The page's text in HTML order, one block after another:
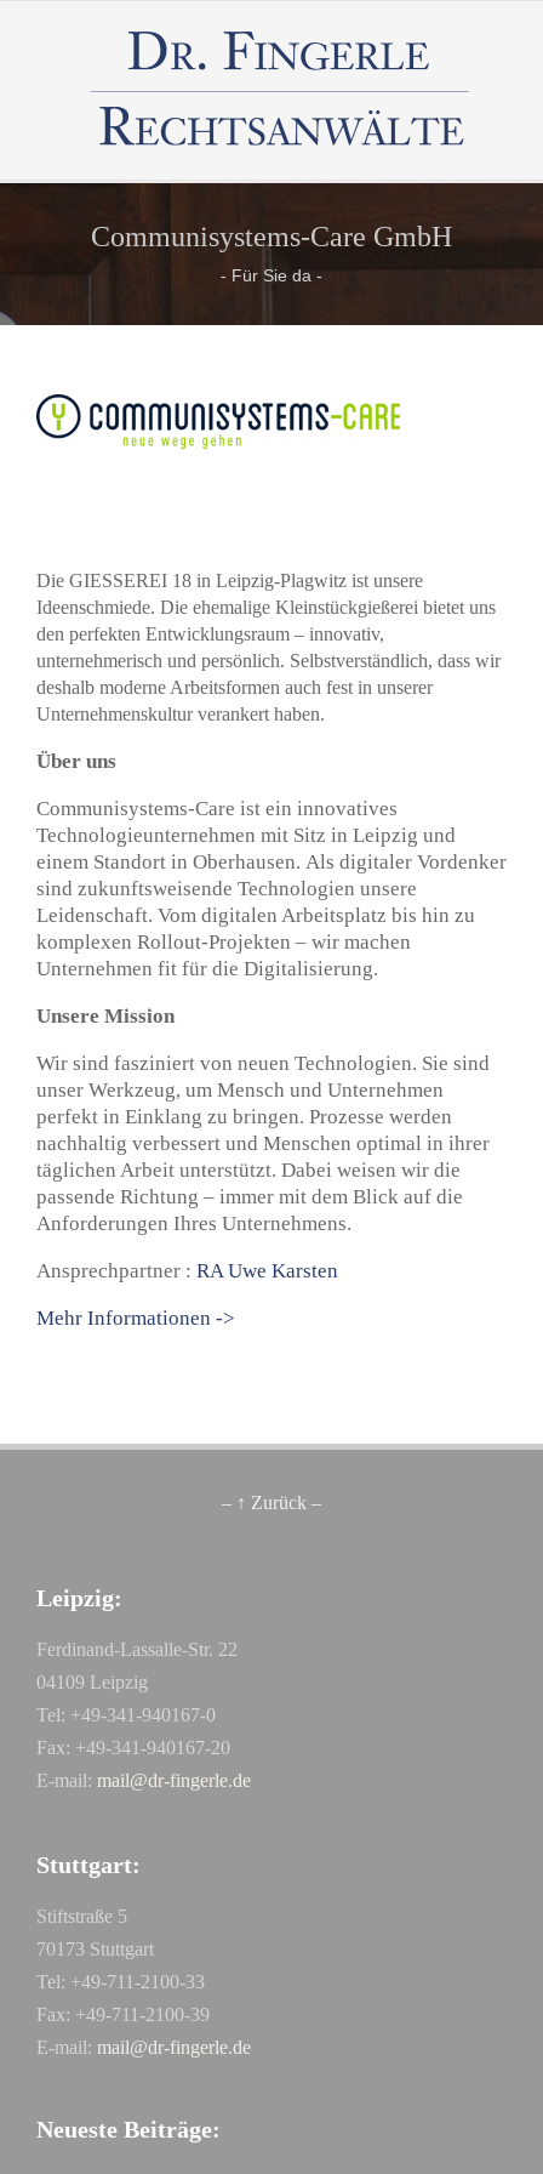
Communisystems-Care GmbH
- Für Sie da -
Die GIESSEREI 18 in Leipzig-Plagwitz ist unsere
Ideenschmiede. Die ehemalige Kleinstückgießerei bietet uns
den perfekten Entwicklungsraum – innovativ,
unternehmerisch und persönlich. Selbstverständlich, dass wir
deshalb moderne Arbeitsformen auch fest in unserer
Unternehmenskultur verankert haben.
Über uns
Communisystems-Care ist ein innovatives
Technologieunternehmen mit Sitz in Leipzig und
einem Standort in Oberhausen. Als digitaler Vordenker
sind zukunftsweisende Technologien unsere
Leidenschaft. Vom digitalen Arbeitsplatz bis hin zu
komplexen Rollout-Projekten – wir machen
Unternehmen fit für die Digitalisierung.
Unsere Mission
Wir sind fasziniert von neuen Technologien. Sie sind
unser Werkzeug, um Mensch und Unternehmen
perfekt in Einklang zu bringen. Prozesse werden
nachhaltig verbessert und Menschen optimal in ihrer
täglichen Arbeit unterstützt. Dabei weisen wir die
passende Richtung – immer mit dem Blick auf die
Anforderungen Ihres Unternehmens.
Ansprechpartner : RA Uwe Karsten
Mehr Informationen ->
– ↑ Zurück –
Leipzig:
Ferdinand-Lassalle-Str. 22
04109 Leipzig
Tel: +49-341-940167-0
Fax: +49-341-940167-20
E-mail: mail@dr-fingerle.de
Stuttgart:
Stiftstraße 5
70173 Stuttgart
Tel: +49-711-2100-33
Fax: +49-711-2100-39
E-mail: mail@dr-fingerle.de
Neueste Beiträge: